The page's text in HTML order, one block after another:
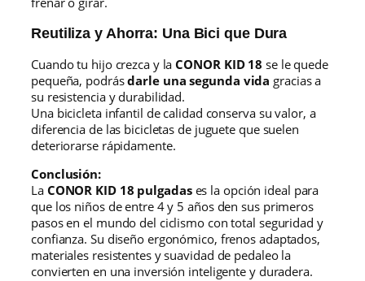
Reutiliza y Ahorra: Una Bici que Dura
Cuando tu hijo crezca y laCONOR KID 18 se le quede
pequeña, podrásdarle una segunda vida gracias a
su resistencia y durabilidad.
Una bicicleta infantil de calidad conserva su valor, a
diferencia de las bicicletas de juguete que suelen
deteriorarse rápidamente.
Conclusión:
La CONOR KID 18 pulgadases la opción ideal para
que los niños de entre 4 y 5 años den sus primeros
pasos en el mundo del ciclismo con total seguridad y
confianza. Su diseño ergonómico, frenos adaptados,
materiales resistentes y suavidad de pedaleo la
convierten en una inversión inteligente y duradera.